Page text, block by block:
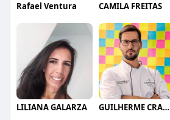
Rafael Ventura CAMILA FREITAS
LILIANA GALARZA GUILHERME CRAMER BALLE